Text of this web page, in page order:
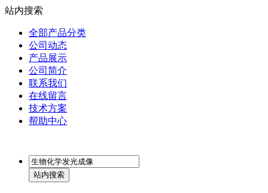
站内搜索
全部产品分类
公司动态
产品展示
公司简介
联系我们
在线留言
技术方案
帮助中心